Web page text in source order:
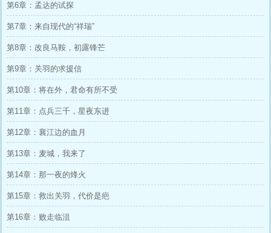
第6章：孟达的试探
第7章：来自现代的“祥瑞”
第8章：改良马鞍，初露锋芒
第9章：关羽的求援信
第10章：将在外，君命有所不受
第11章：点兵三千，星夜东进
第12章：襄江边的血月
第13章：麦城，我来了
第14章：那一夜的烽火
第15章：救出关羽，代价是疤
第16章：败走临沮